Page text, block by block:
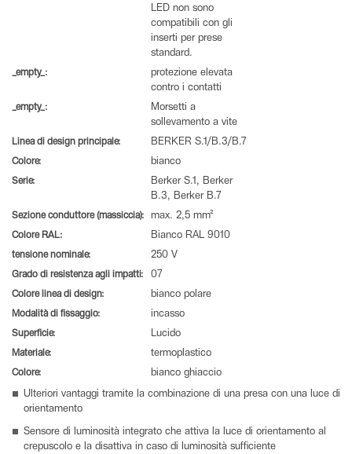
LED non sono
compatibili con gli
inserti per prese
standard.
_empty_:
protezione elevata
contro i contatti
_empty_:
Morsetti a
sollevamento a vite
Linea di design principale: BERKER S.1/B.3/B.7
Colore: bianco
Serie:
Berker S.1, Berker
B.3, Berker B.7
Sezione conduttore (massiccia): max. 2,5 mm²
Colore RAL: Bianco RAL 9010
tensione nominale: 250 V
Grado di resistenza agli impatti: 07
Colore linea di design: bianco polare
Modalità di fissaggio: incasso
Superficie: Lucido
Materiale: termoplastico
Colore: bianco ghiaccio
Ulteriori vantaggi tramite la combinazione di una presa con una luce di
orientamento
Sensore di luminosità integrato che attiva la luce di orientamento al
crepuscolo e la disattiva in caso di luminosità sufficiente